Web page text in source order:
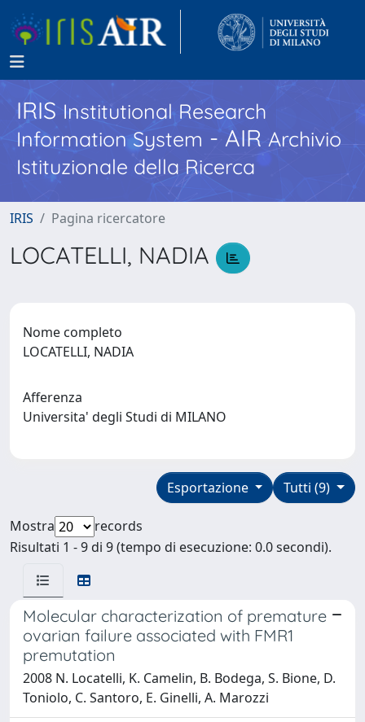
IRISInstitutional Research
Information System - AIR Archivio
Istituzionale della Ricerca
IRIS Pagina ricercatore
LOCATELLI, NADIA
Nome completo
LOCATELLI, NADIA
Afferenza
Universita' degli Studi di MILANO
Tutti (9)
Esportazione
Mostra
records
Risultati 1 - 9 di 9 (tempo di esecuzione: 0.0 secondi).
Molecular characterization of premature
ovarian failure associated with FMR1
premutation
2008 N. Locatelli, K. Camelin, B. Bodega, S. Bione, D.
Toniolo, C. Santoro, E. Ginelli, A. Marozzi